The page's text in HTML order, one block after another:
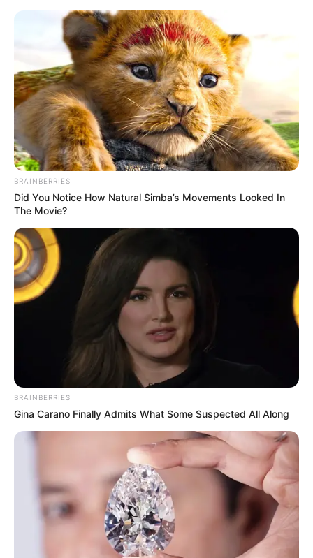
INSPIRASI
SERIES
NGAKAK
QUOTES
BRAINBERRIES
Did You Notice How Natural Simba’s Movements Looked In
The Movie?
BRAINBERRIES
Gina Carano Finally Admits What Some Suspected All Along